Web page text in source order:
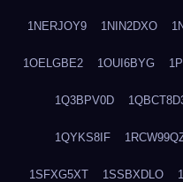
1NERJOY9 1NIN2DXO
1OELGBE2 1OUI6BYG
1Q3BPV0D
1QYKS8IF
1SFXG5XT 1SSBXDLO